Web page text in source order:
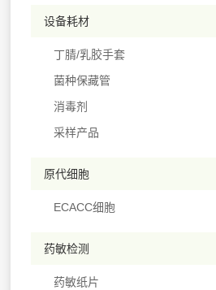
设备耗材
丁腈/乳胶手套
菌种保藏管
消毒剂
采样产品
原代细胞
ECACC细胞
药敏检测
药敏纸片